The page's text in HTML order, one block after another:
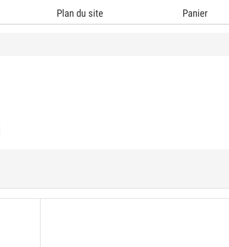
Plan du site Panier